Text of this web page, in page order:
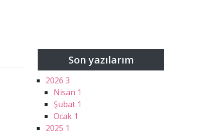
Son yazılarım
2026 3
Nisan 1
Şubat 1
Ocak 1
2025 1